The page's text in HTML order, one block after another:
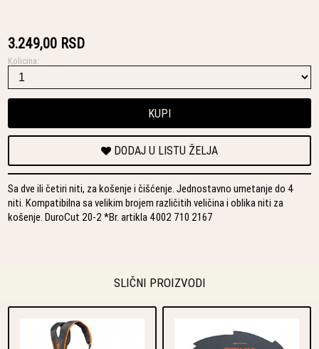
3.249,00 RSD
Kolicina:
KUPI
DODAJ U LISTU ŽELJA
Sa dve ili četiri niti, za košenje i čišćenje. Jednostavno umetanje do 4
niti. Kompatibilna sa velikim brojem različitih veličina i oblika niti za
košenje. DuroCut 20-2 *Br. artikla 4002 710 2167
SLIČNI PROIZVODI